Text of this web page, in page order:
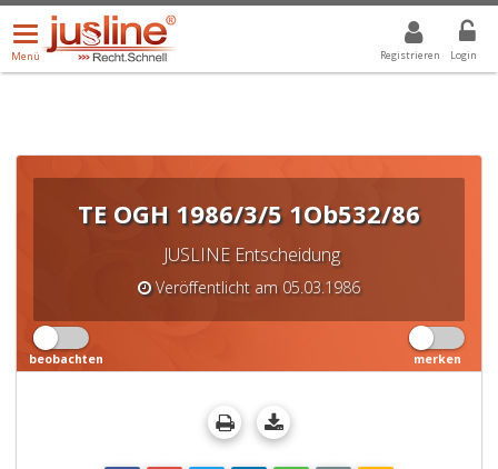
Registrieren Login
Menü
öffnen/schließen
Menü
ALLE DROPDOWN: GEWÄHLTER WERT IST ALLE
TE OGH 1986/3/5 1Ob532/86
JUSLINE Entscheidung
Veröffentlicht am 05.03.1986
beobachten merken